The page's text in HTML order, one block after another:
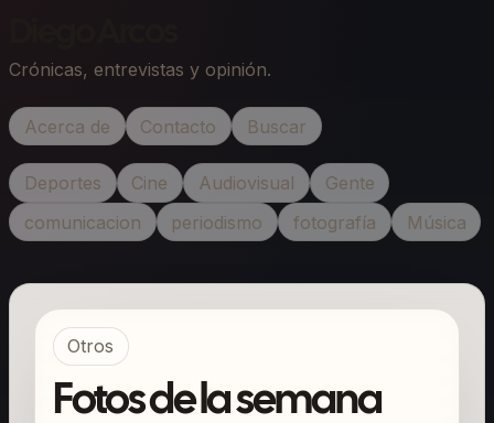
Crónicas, entrevistas y opinión.
Acerca de Contacto Buscar
Deportes Cine Audiovisual
Gente
comunicacion
periodismo fotografía Música
Otros
Fotos de la semana